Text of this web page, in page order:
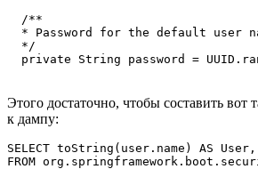
/**
* Password for the default user
*/
private String password =
Этого достаточно, чтобы составить вот
к дампу:
SELECT toString(user.name) AS
FROM